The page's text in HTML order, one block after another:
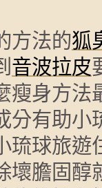
方法的狐
音波拉皮
瘦身方法
分有助小
琉球旅遊
壞膽固醇